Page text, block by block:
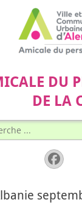
DU
DE LA
: